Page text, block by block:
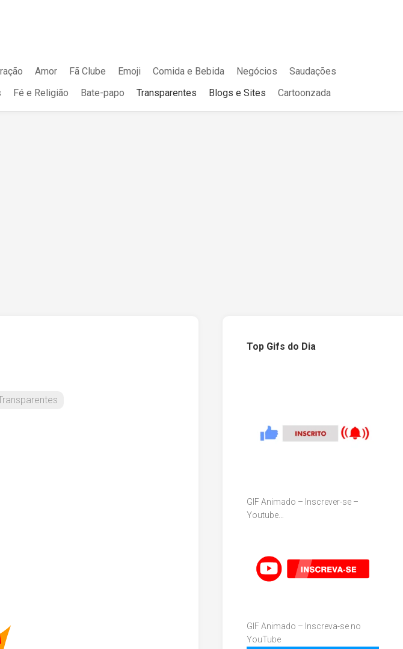
Amor Fã Clube Emoji Comida e Bebida Negócios
Saudações
Fé e Religião Bate-papo Transparentes Blogs e Sites Cartoonzada
Top Gifs do Dia
GIF Animado – Inscrever-se –
Youtube…
GIF Animado – Inscreva-se no
YouTube